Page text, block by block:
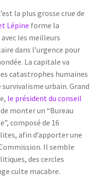
la plus grosse crue de
Lépine forme la
les meilleurs
dans l’urgence pour
La capitale va
catastrophes humaines
urbain. Grand
le président du conseil
monter un “Bureau
composé de 16
afin d’apporter une
Il semble
des cercles
culte macabre.